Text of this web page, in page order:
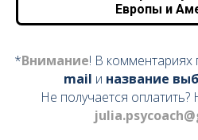
Европы и
*Внимание! В комментариях
mail и название
Не получается